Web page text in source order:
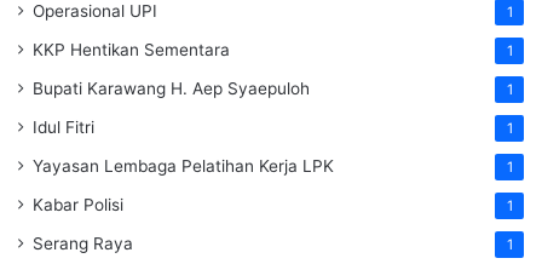
Operasional UPI 1
KKP Hentikan Sementara 1
Bupati Karawang H. Aep Syaepuloh 1
Idul Fitri 1
Yayasan Lembaga Pelatihan Kerja LPK 1
Kabar Polisi 1
Serang Raya 1